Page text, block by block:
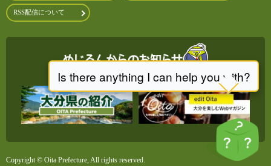
RSS配信について
Copyright © Oita Prefecture, All rights reserved.